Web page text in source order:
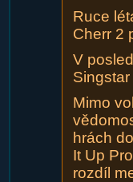
Ruce
Cherr 2
V
Mimo
hrách
It Up
rozdíl